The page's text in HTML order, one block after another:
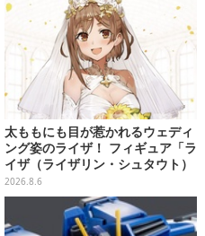
太ももにも目が惹かれるウェディ
ング姿のライザ！ フィギュア「ラ
イザ（ライザリン・シュタウト）
ウェディングStyle」が8月7日よ
り予約受付開始
2026.8.6